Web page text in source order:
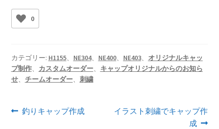
0
カテゴリー: H1155、 NE304、 NE400、 NE403、 オリジナルキャッ
プ制作、 カスタムオーダー、 キャップオリジナルからのお知ら
せ、 チームオーダー、 刺繍
投前
釣りキャップ作成
次
イラスト刺繍でキャップ作
成